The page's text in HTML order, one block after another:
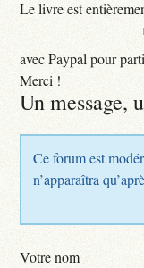
Le livre est
avec Paypal pour
Merci !
Un message,
Ce forum est
n’apparaîtra
Votre nom